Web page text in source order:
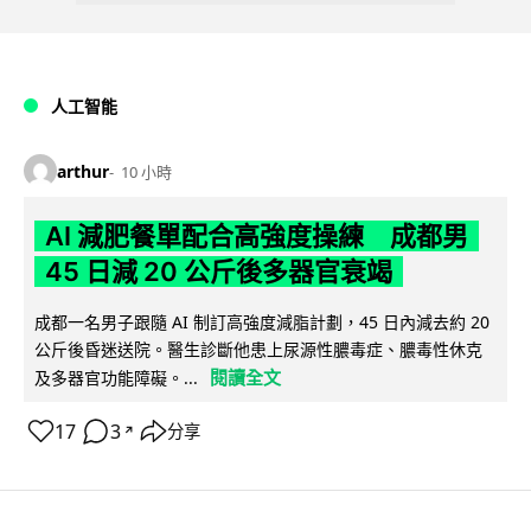
人工智能
arthur 10 小時
AI 減肥餐單配合高強度操練 成都男
45 日減 20 公斤後多器官衰竭
成都一名男子跟隨 AI 制訂高強度減脂計劃，45 日內減去約 20
公斤後昏迷送院。醫生診斷他患上尿源性膿毒症、膿毒性休克
及多器官功能障礙。...
閱讀全文
17 3 ↗ 分享